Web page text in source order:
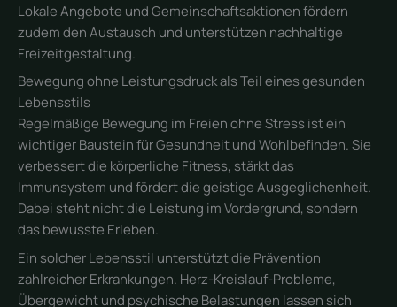
Lokale Angebote und Gemeinschaftsaktionen fördern
zudem den Austausch und unterstützen nachhaltige
Freizeitgestaltung.
Bewegung ohne Leistungsdruck als Teil eines gesunden
Lebensstils
Regelmäßige Bewegung im Freien ohne Stress ist ein
wichtiger Baustein für Gesundheit und Wohlbefinden. Sie
verbessert die körperliche Fitness, stärkt das
Immunsystem und fördert die geistige Ausgeglichenheit.
Dabei steht nicht die Leistung im Vordergrund, sondern
das bewusste Erleben.
Ein solcher Lebensstil unterstützt die Prävention
zahlreicher Erkrankungen. Herz-Kreislauf-Probleme,
Übergewicht und psychische Belastungen lassen sich